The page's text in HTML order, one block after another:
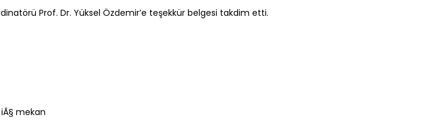
Prof. Dr. Yüksel Özdemir’e teşekkür belgesi takdim etti.